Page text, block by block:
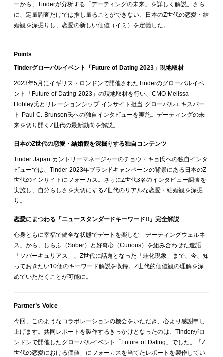
ーから、Tinderが分析する「デーティングの未来」を詳しく解説。さら
に、定量調査だけでは推し量ることができない、日本のZ世代の恋愛・結
婚観を深掘りし、恋愛の新しい価値（イミ）を定義した。
Points
Tinderグローバルイベント「Future of Dating 2023」現地取材
2023年5月にイギリス・ロンドンで開催されたTinderのグローバルイベ
ント「Future of Dating 2023」の現地取材を行い、CMO Melissa
Hobley氏とリレーションシップ インサイト担当 グローバルエキスパー
ト Paul C. Brunson氏への独自インタビューを実施。デーティングの未
来を切り開くZ世代の最新動向を解説。
日本のZ世代の恋愛・結婚観を深掘りする独自コンテンツ
Tinder Japan カントリーマネージャーのチョウ・キョ氏への独自インタ
ビューでは、Tinder 2023年ブランドキャンペーンの背景にある日本のZ
世代のインサイトにフォーカス。さらにZ世代3名のインタビュー調査を
実施し、自分らしさを大切にするZ世代のリアルな恋愛・結婚観を深掘
り。
恋愛にまつわる「ニュースタンダードキーワード!!」完全解説
心身ともに幸福で健全な状態でデートを楽しむ「デーティングウェルネ
ス」から、しらふ（Sober）と好奇心（Curious）を組み合わせた造語
「ソバーキュリアス」、Z世代に話題となった「蛙化現象」まで、今、知
っておきたい10個のキーワード解説を収録。Z世代的価値観の理解を深
めていただくことが可能に。
Partner’s Voice
今回、このようなコラボレーションの機会をいただき、心より感謝申し
上げます。共同レポートを製作するきっかけとなったのは、Tinderがロ
ンドンで開催したグローバルイベント「Future of Dating」でした。「Z
世代の恋愛における価値」にフォーカスを当てたレポートを製作してい